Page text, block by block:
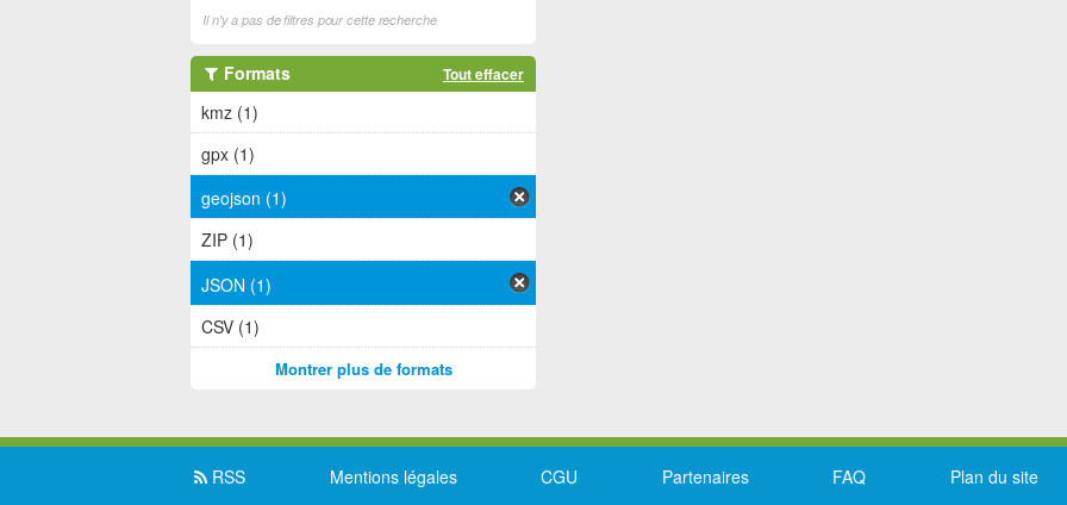
Il n'y a pas de filtres pour cette recherche
Formats Tout effacer
kmz (1)
gpx (1)
geojson (1)
ZIP (1)
JSON (1)
CSV (1)
Montrer plus de formats
RSS Mentions légales CGU Partenaires FAQ Plan du site